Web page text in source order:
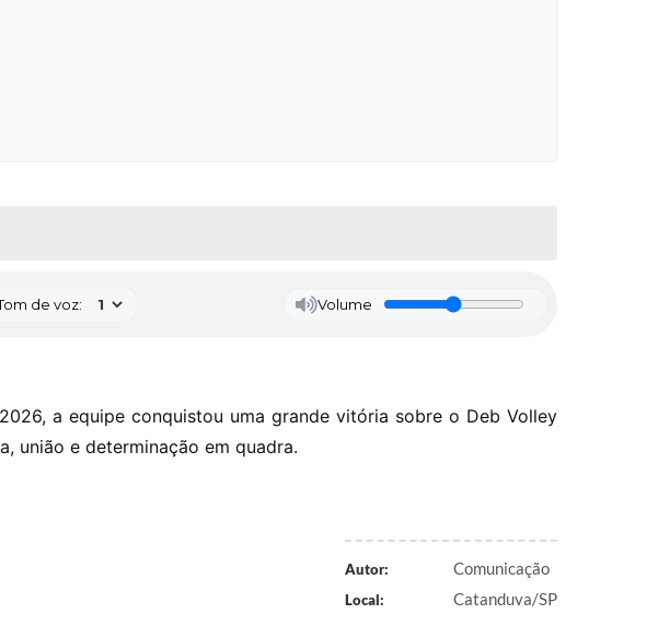
de voz: Volume
a equipe conquistou uma grande vitória sobre o Deb Volley
união e determinação em quadra.
Autor: Comunicação
Local: Catanduva/SP